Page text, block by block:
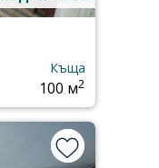
Къща
100 м2